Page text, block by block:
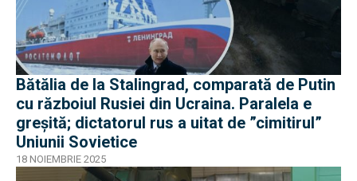
Bătălia de la Stalingrad, comparată de Putin
cu războiul Rusiei din Ucraina. Paralela e
greșită; dictatorul rus a uitat de ”cimitirul”
Uniunii Sovietice
18 NOIEMBRIE 2025